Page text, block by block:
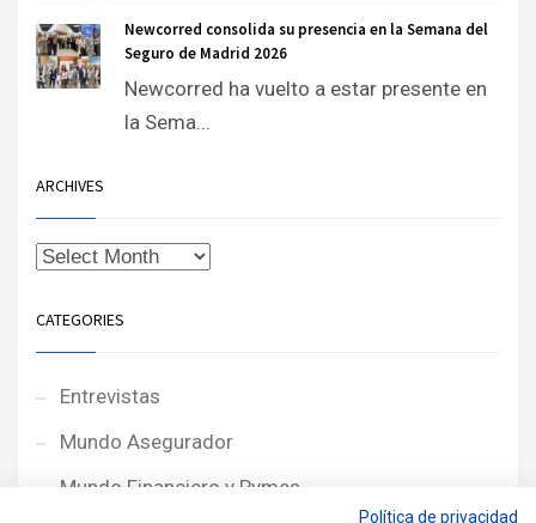
Newcorred consolida su presencia en la Semana del
Seguro de Madrid 2026
Newcorred ha vuelto a estar presente en
la Sema...
ARCHIVES
CATEGORIES
Entrevistas
Mundo Asegurador
Mundo Financiero y Pymes
Política de privacidad